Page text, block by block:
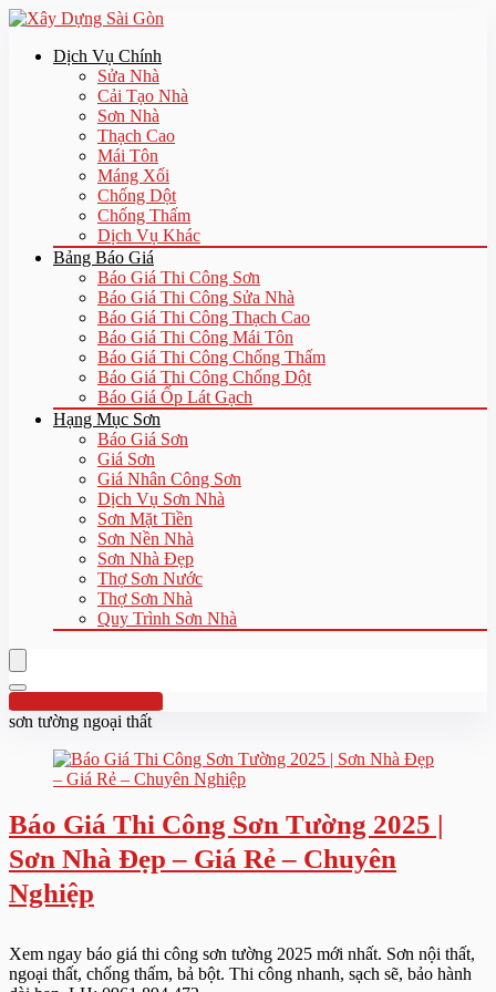
Dịch Vụ Chính
Sửa Nhà
Cải Tạo Nhà
Sơn Nhà
Thạch Cao
Mái Tôn
Máng Xối
Chống Dột
Chống Thấm
Dịch Vụ Khác
Bảng Báo Giá
Báo Giá Thi Công Sơn
Báo Giá Thi Công Sửa Nhà
Báo Giá Thi Công Thạch Cao
Báo Giá Thi Công Mái Tôn
Báo Giá Thi Công Chống Thấm
Báo Giá Thi Công Chống Dột
Báo Giá Ốp Lát Gạch
Hạng Mục Sơn
Báo Giá Sơn
Giá Sơn
Giá Nhân Công Sơn
Dịch Vụ Sơn Nhà
Sơn Mặt Tiền
Sơn Nền Nhà
Sơn Nhà Đẹp
Thợ Sơn Nước
Thợ Sơn Nhà
Quy Trình Sơn Nhà
Hotline:0961 894 472
sơn tường ngoại thất
Báo Giá Thi Công Sơn Tường 2025 |
Sơn Nhà Đẹp – Giá Rẻ – Chuyên
Nghiệp
Xem ngay báo giá thi công sơn tường 2025 mới nhất. Sơn nội thất,
ngoại thất, chống thấm, bả bột. Thi công nhanh, sạch sẽ, bảo hành